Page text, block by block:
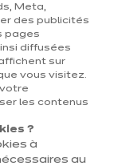
Meta,
des publicités
pages
diffusées
sur
vous visitez.
les contenus
?
à
au